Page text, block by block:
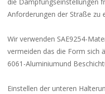
Anforderungen der Straße zu
Wir verwenden SAE9254-
vermeiden das die Form sich
6061-Aluminiumund
Einstellen der unteren